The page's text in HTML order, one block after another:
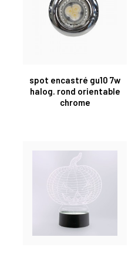
spot encastré gu10 7w
halog. rond orientable
chrome